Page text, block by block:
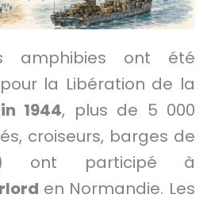
amphibies ont été
la Libération de la
1944, plus de 5 000
croiseurs, barges de
ont participé à
en Normandie. Les